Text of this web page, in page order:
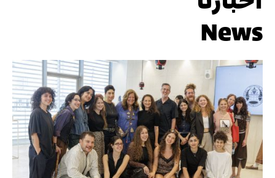
News